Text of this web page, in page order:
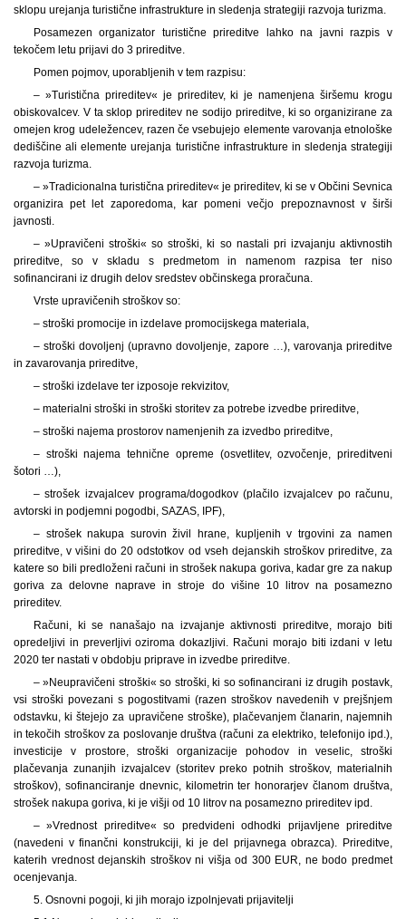
sklopu urejanja turistične infrastrukture in sledenja strategiji razvoja turizma.
Posamezen organizator turistične prireditve lahko na javni razpis v
tekočem letu prijavi do 3 prireditve.
Pomen pojmov, uporabljenih v tem razpisu:
– »Turistična prireditev« je prireditev, ki je namenjena širšemu krogu
obiskovalcev. V ta sklop prireditev ne sodijo prireditve, ki so organizirane za
omejen krog udeležencev, razen če vsebujejo elemente varovanja etnološke
dediščine ali elemente urejanja turistične infrastrukture in sledenja strategiji
razvoja turizma.
– »Tradicionalna turistična prireditev« je prireditev, ki se v Občini Sevnica
organizira pet let zaporedoma, kar pomeni večjo prepoznavnost v širši
javnosti.
– »Upravičeni stroški« so stroški, ki so nastali pri izvajanju aktivnostih
prireditve, so v skladu s predmetom in namenom razpisa ter niso
sofinancirani iz drugih delov sredstev občinskega proračuna.
Vrste upravičenih stroškov so:
– stroški promocije in izdelave promocijskega materiala,
– stroški dovoljenj (upravno dovoljenje, zapore …), varovanja prireditve
in zavarovanja prireditve,
– stroški izdelave ter izposoje rekvizitov,
– materialni stroški in stroški storitev za potrebe izvedbe prireditve,
– stroški najema prostorov namenjenih za izvedbo prireditve,
– stroški najema tehnične opreme (osvetlitev, ozvočenje, prireditveni
šotori …),
– strošek izvajalcev programa/dogodkov (plačilo izvajalcev po računu,
avtorski in podjemni pogodbi, SAZAS, IPF),
– strošek nakupa surovin živil hrane, kupljenih v trgovini za namen
prireditve, v višini do 20 odstotkov od vseh dejanskih stroškov prireditve, za
katere so bili predloženi računi in strošek nakupa goriva, kadar gre za nakup
goriva za delovne naprave in stroje do višine 10 litrov na posamezno
prireditev.
Računi, ki se nanašajo na izvajanje aktivnosti prireditve, morajo biti
opredeljivi in preverljivi oziroma dokazljivi. Računi morajo biti izdani v letu
2020 ter nastati v obdobju priprave in izvedbe prireditve.
– »Neupravičeni stroški« so stroški, ki so sofinancirani iz drugih postavk,
vsi stroški povezani s pogostitvami (razen stroškov navedenih v prejšnjem
odstavku, ki štejejo za upravičene stroške), plačevanjem članarin, najemnih
in tekočih stroškov za poslovanje društva (računi za elektriko, telefonijo ipd.),
investicije v prostore, stroški organizacije pohodov in veselic, stroški
plačevanja zunanjih izvajalcev (storitev preko potnih stroškov, materialnih
stroškov), sofinanciranje dnevnic, kilometrin ter honorarjev članom društva,
strošek nakupa goriva, ki je višji od 10 litrov na posamezno prireditev ipd.
– »Vrednost prireditve« so predvideni odhodki prijavljene prireditve
(navedeni v finančni konstrukciji, ki je del prijavnega obrazca). Prireditve,
katerih vrednost dejanskih stroškov ni višja od 300 EUR, ne bodo predmet
ocenjevanja.
5. Osnovni pogoji, ki jih morajo izpolnjevati prijavitelji